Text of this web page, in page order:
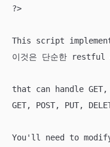
?>
This script
이것은 단순한 restful
that can handle
GET, POST, PUT,
You'll need to